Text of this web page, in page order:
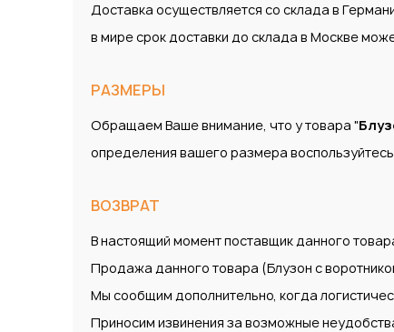
Доставка осуществляется со склада в
в мире срок доставки до склада в Москве
РАЗМЕРЫ
Обращаем Ваше внимание, что у товара "
определения вашего размера
ВОЗВРАТ
В настоящий момент поставщик данного
Продажа данного товара (Блузон с воротником
Мы сообщим дополнительно, когда
Приносим извинения за возможные